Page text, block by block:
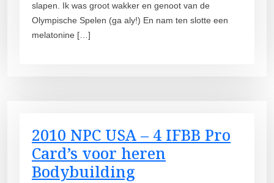
slapen. Ik was groot wakker en genoot van de
Olympische Spelen (ga aly!) En nam ten slotte een
melatonine […]
2010 NPC USA – 4 IFBB Pro
Card’s voor heren
Bodybuilding